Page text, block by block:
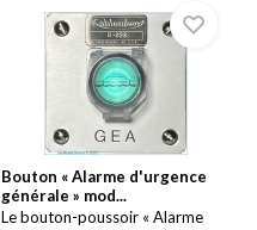
Bouton « Alarme d'urgence
générale » mod...
Le bouton-poussoir « Alarme